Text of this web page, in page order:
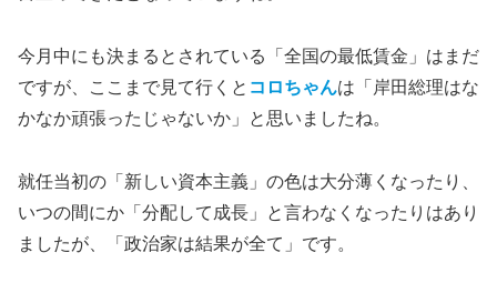
今月中にも決まるとされている「全国の最低賃金」はまだ
ですが、ここまで見て行くと コロちゃんは「岸田総理はな
かなか頑張ったじゃないか」と思いましたね。
就任当初の「新しい資本主義」の色は大分薄くなったり、
いつの間にか「分配して成長」と言わなくなったりはあり
ましたが、「政治家は結果が全て」です。